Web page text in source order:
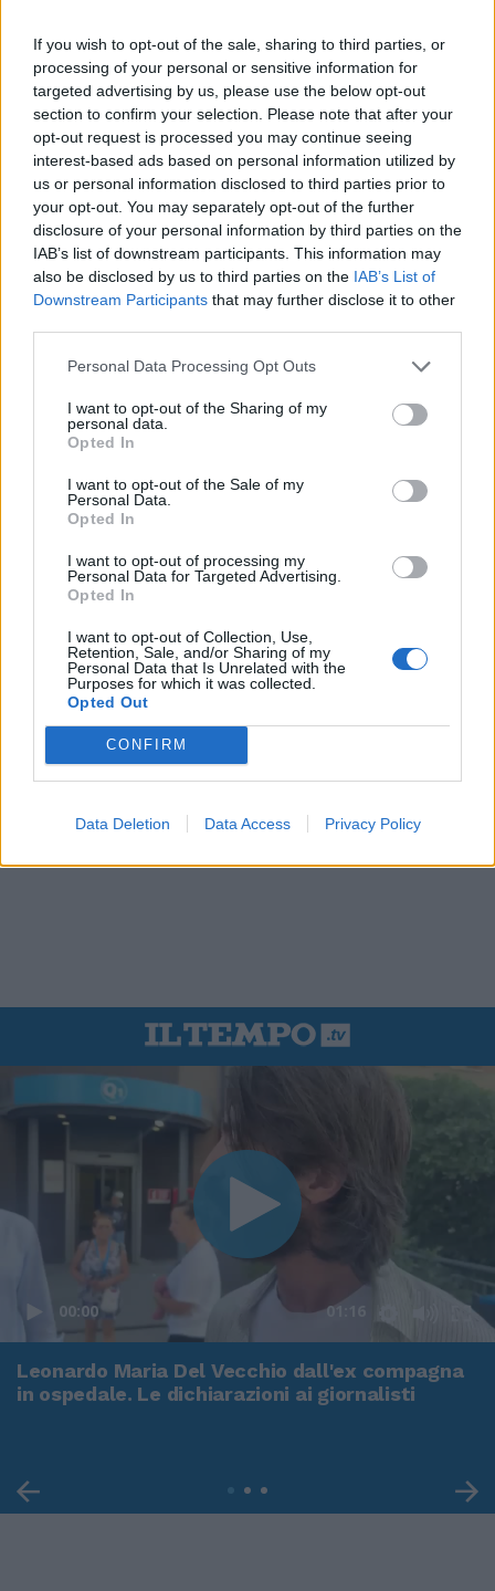
If you wish to opt-out of the sale, sharing to third parties, or
processing of your personal or sensitive information for
targeted advertising by us, please use the below opt-out
section to confirm your selection. Please note that after your
opt-out request is processed you may continue seeing
interest-based ads based on personal information utilized by
us or personal information disclosed to third parties prior to
your opt-out. You may separately opt-out of the further
disclosure of your personal information by third parties on the
IAB’s list of downstream participants. This information may
also be disclosed by us to third parties on the IAB’s List of
Downstream Participants that may further disclose it to other
Personal Data Processing Opt Outs
I want to opt-out of the Sharing of my
personal data.
Opted In
I want to opt-out of the Sale of my
Personal Data.
Opted In
I want to opt-out of processing my
Personal Data for Targeted Advertising.
Opted In
I want to opt-out of Collection, Use,
Retention, Sale, and/or Sharing of my
Personal Data that Is Unrelated with the
Purposes for which it was collected.
Opted Out
CONFIRM
Data Deletion Data Access Privacy Policy
00:00 01:16
Leonardo Maria Del Vecchio dall'ex compagna
in ospedale. Le dichiarazioni ai giornalisti